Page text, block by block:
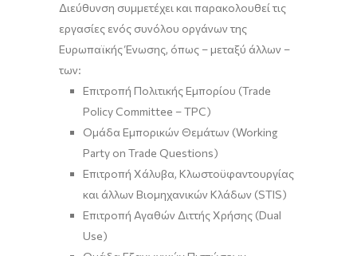
Διεύθυνση συμμετέχει και παρακολουθεί τις
εργασίες ενός συνόλου οργάνων της
Ευρωπαϊκής Ένωσης, όπως – μεταξύ άλλων –
των:
Επιτροπή Πολιτικής Εμπορίου (Trade
Policy Committee – TPC)
Ομάδα Εμπορικών Θεμάτων (Working
Party on Trade Questions)
Επιτροπή Χάλυβα, Κλωστοϋφαντουργίας
και άλλων Βιομηχανικών Κλάδων (STIS)
Επιτροπή Αγαθών Διττής Χρήσης (Dual
Use)